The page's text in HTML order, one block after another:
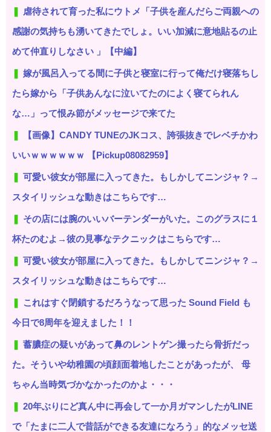
虐待されて育った私にウトメ「子供を産んだらご両親への
感謝の気持ちも湧いてきたでしょ。いい加減に意地貼るの止
めて仲直りしなさい 」【中編】
嫁が風呂入ってる間に子供と寝室に行って俺だけ寝落ちし
たら嫁から「子供あんなに泣いてたのによく寝てられん
な…」って恨み節がメッセージで来てた
【画像】CANDY TUNEのJKコス、誇張抜きでレベチかわ
いいｗｗｗｗｗｗ 【Pickup08082959】
可愛い彼女が部屋に入ってきた。もしかしてニンジャ？→
スタイリッシュな動きはこちらです…
その店には腕のいいバーテンダーがいた。このグラスに１
杯たのむよ→彼の見事なテクニックはこちらです…
可愛い彼女が部屋に入ってきた。もしかしてニンジャ？→
スタイリッシュな動きはこちらです…
これはすぐ閉鎖するだろうなって思った Sound Field も
今日で8周年を迎えました！！
蓄膿症の疑いがあって鼻のレントゲン撮ったら骨折だっ
た。そういや幼稚園の頃顔面着地したことがあったが、 母
ちゃん当時気づかなかったのかよ・・・
20年ぶりにど真ん中に再会して一か月ガマンしたがLINE
で「たまに二人で昔話ができる友達になろう」的なメッセ送